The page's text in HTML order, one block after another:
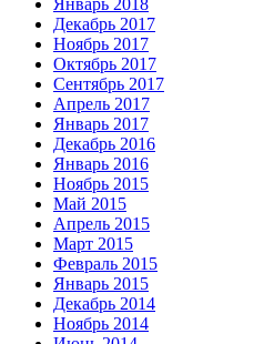
Декабрь 2017
Ноябрь 2017
Октябрь 2017
Сентябрь 2017
Апрель 2017
Январь 2017
Декабрь 2016
Январь 2016
Ноябрь 2015
Май 2015
Апрель 2015
Март 2015
Февраль 2015
Январь 2015
Декабрь 2014
Ноябрь 2014